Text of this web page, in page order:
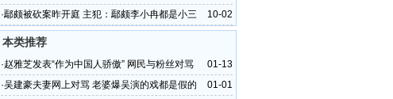
10-02
·鄢颇被砍案昨开庭 主犯：鄢颇李小冉都是小三
(图)
本类推荐
01-13
·赵雅芝发表“作为中国人骄傲” 网民与粉丝对骂
01-01
·吴建豪夫妻网上对骂 老婆爆吴演的戏都是假的